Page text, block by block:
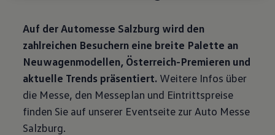
Auf der Automesse Salzburg wird den
zahlreichen Besuchern eine breite Palette an
Neuwagenmodellen, Österreich-Premieren und
aktuelle Trends präsentiert. Weitere Infos über
die Messe, den Messeplan und Eintrittspreise
finden Sie auf unserer Eventseite zur Auto Messe
Salzburg.
verwendet um personalisierte Werbung auszuspielen. Sofern Sie
über einen von uns personalisierten Link auf unsere Website
gelangen, können Ihre erzeugten Daten, sofern Sie dem explizit
zugestimmt („Cookies mit Marketingzwecke“) haben, von Ihrem
zugeordneten Händler bzw. im Falle eines Porsche Betriebs, Porsche
Inter Auto GmbH & Co KG, eingesehen werden.
VW Cookie-Richtlinien